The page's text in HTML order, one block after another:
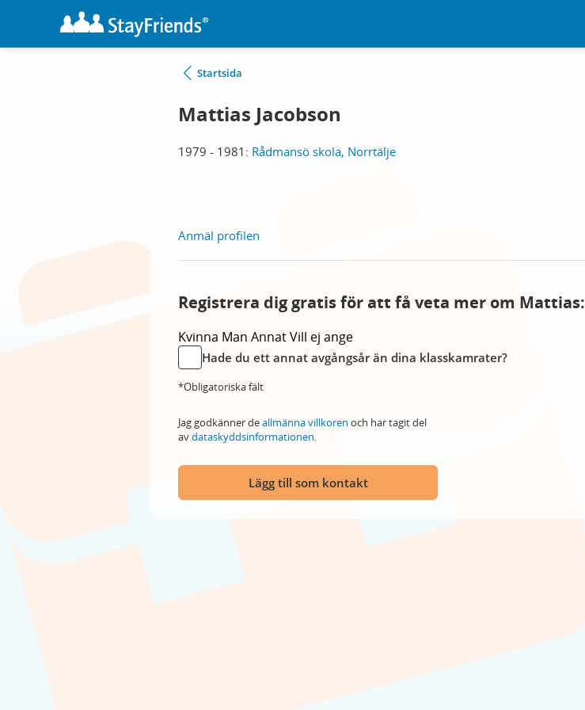
Startsida
Mattias Jacobson
1979 - 1981: Rådmansö skola, Norrtälje
Anmäl profilen
Registrera dig gratis för att få veta mer om Mattias:
Kvinna Man AnnatVill ej ange
Hade du ett annat avgångsår än dina klasskamrater?
*Obligatoriska fält
Jag godkänner deallmänna villkoren och har tagit del
avdataskyddsinformationen.
Lägg till som kontakt